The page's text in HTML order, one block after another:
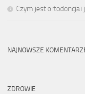
Czym jest ortodoncja
NAJNOWSZE
ZDROWIE